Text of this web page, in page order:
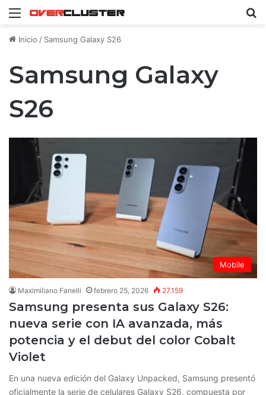
Menú
Inicio / Samsung Galaxy S26
Samsung Galaxy
S26
Mobile
Maximiliano Fanelli febrero 25, 2026 27.159
Samsung presenta sus Galaxy S26:
nueva serie con IA avanzada, más
potencia y el debut del color Cobalt
Violet
En una nueva edición del Galaxy Unpacked, Samsung presentó
oficialmente la serie de celulares Galaxy S26, compuesta por